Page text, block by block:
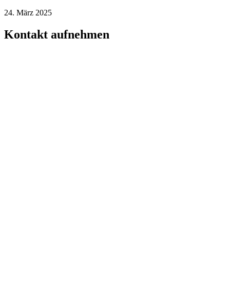
24. März 2025
Kontakt aufnehmen